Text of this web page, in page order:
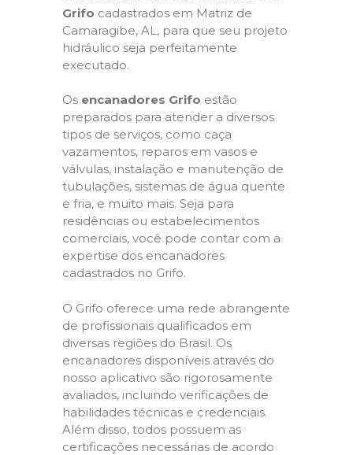
Grifo cadastrados em Matriz de
Camaragibe, AL, para que seu projeto
hidráulico seja perfeitamente
executado.
Os encanadores Grifo estão
preparados para atender a diversos
tipos de serviços, como caça
vazamentos, reparos em vasos e
válvulas, instalação e manutenção de
tubulações, sistemas de água quente
e fria, e muito mais. Seja para
residências ou estabelecimentos
comerciais, você pode contar com a
expertise dos encanadores
cadastrados no Grifo.
O Grifo oferece uma rede abrangente
de profissionais qualificados em
diversas regiões do Brasil. Os
encanadores disponíveis através do
nosso aplicativo são rigorosamente
avaliados, incluindo verificações de
habilidades técnicas e credenciais.
Além disso, todos possuem as
certificações necessárias de acordo